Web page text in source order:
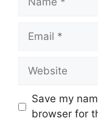
Email
Website
Save my
browser for